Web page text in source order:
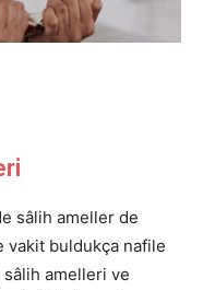
sâlih ameller de
vakit buldukça nafile
sâlih amelleri ve